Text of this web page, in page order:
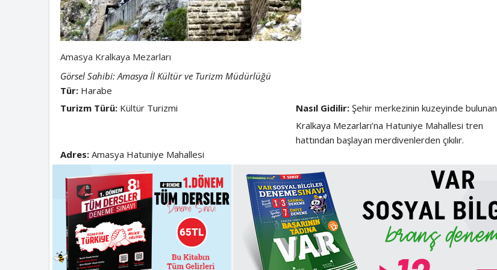
Amasya Kralkaya Mezarları
Görsel Sahibi: Amasya İl Kültür ve Turizm Müdürlüğü
Tür:Harabe
Turizm Türü:Kültür Turizmi Nasıl Gidilir: Şehir merkezinin kuzeyinde bulunan
Kralkaya Mezarları’na Hatuniye Mahallesi tren
hattından başlayan merdivenlerden çıkılır.
Adres:Amasya Hatuniye Mahallesi